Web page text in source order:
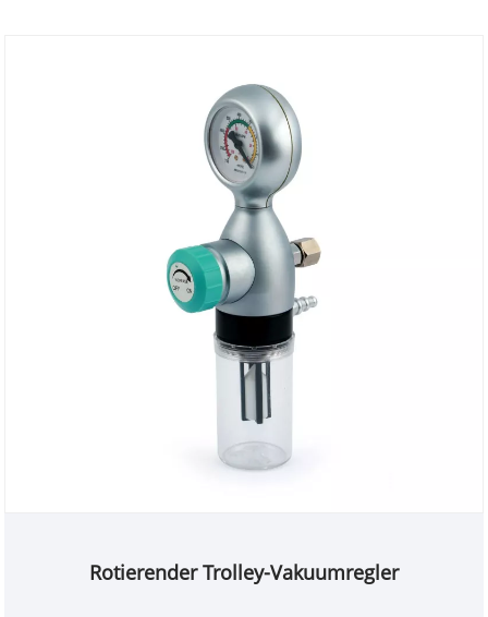
Rotierender Trolley-Vakuumregler